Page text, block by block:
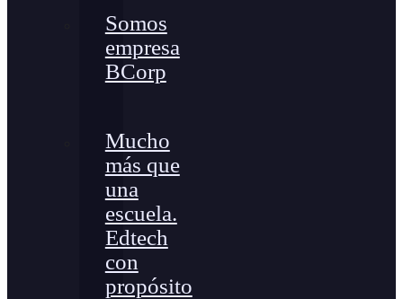
Somos
empresa
BCorp
Mucho
más que
una
escuela.
Edtech
con
propósito